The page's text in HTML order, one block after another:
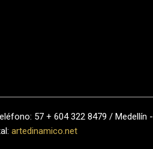
57 + 604 322 8479 / Medellín -
artedinamico.net